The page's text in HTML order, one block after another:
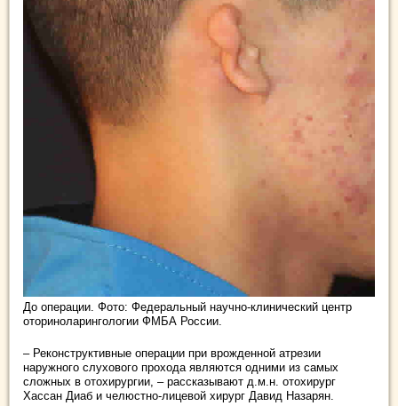
До операции. Фото: Федеральный научно-клинический центр
оториноларингологии ФМБА России.
– Реконструктивные операции при врожденной атрезии
наружного слухового прохода являются одними из самых
сложных в отохирургии, – рассказывают д.м.н. отохирург
Хассан Диаб и челюстно-лицевой хирург Давид Назарян.